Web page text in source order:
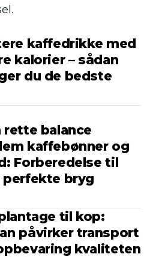
kaffedrikke med
kalorier – sådan
du de bedste
rette balance
kaffebønner og
Forberedelse til
perfekte bryg
til kop:
påvirker transport
kvaliteten